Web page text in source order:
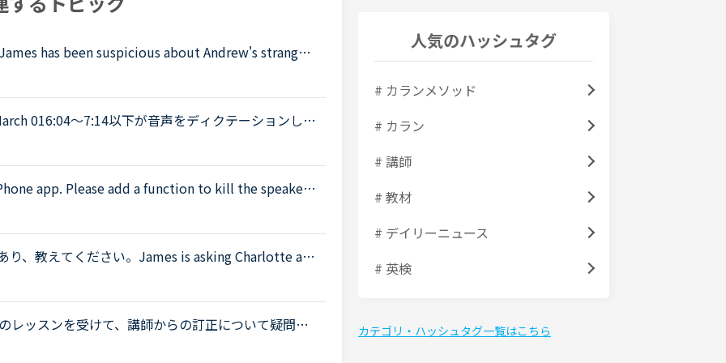
has been suspicious about Andrew's strange b
016:04～7:14以下が音声をディクテーションした
app. Please add a function to kill the speaker
り、教えてください。James is asking Charlotte ab
レッスンを受けて、講師からの訂正について疑問に
人気のハッシュタグ
# カランメソッド
# カラン
# 講師
# 教材
# デイリーニュース
# 英検
カテゴリ・ハッシュタグ一覧はこちら